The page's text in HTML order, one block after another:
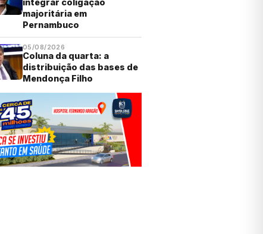
majoritária em
Pernambuco
05/08/2026
Coluna da quarta: a
distribuição das bases de
Mendonça Filho